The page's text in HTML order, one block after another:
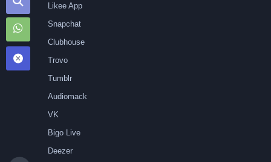
Likee App
Snapchat
Clubhouse
Trovo
Tumblr
Audiomack
VK
Bigo Live
Deezer